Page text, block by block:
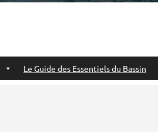
Le Guide des Essentiels du Bassin